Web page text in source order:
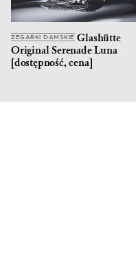
ZEGARKI DAMSKIEGlashütte
Original Serenade Luna
[dostępność, cena]